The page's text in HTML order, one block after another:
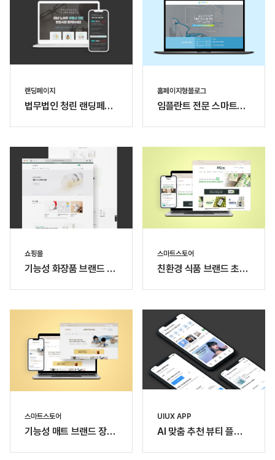
랜딩페이지
법무법인 청린 랜딩페이
홈페이지형블로그
임플란트 전문 스마트e
쇼핑몰
기능성 화장품 브랜드 큐
스마트스토어
친환경 식품 브랜드 초록
스마트스토어
기능성 매트 브랜드 장원
UIUX APP
AI 맞춤 추천 뷰티 플랫